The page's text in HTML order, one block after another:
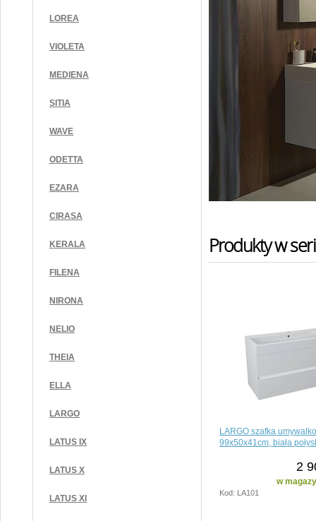
LOREA
VIOLETA
MEDIENA
SITIA
WAVE
ODETTA
EZARA
CIRASA
KERALA
FILENA
NIRONA
NELIO
THEIA
ELLA
LARGO
LATUS IX
LATUS X
LATUS XI
Produkty w
LARGO szafka
99x50x41cm, biała
2
w
Kod: LA101